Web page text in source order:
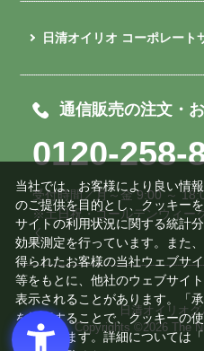
日清オイリオ コーポレート
通信販売の注文・
0120-258-
受付時間／月～金 9:00 ～
※土日祝・ゴールデンウィー
く
日清オイリオ
Copyrights ©2026 The
当社では、お客様により良い情
のご提供を目的とし、クッキー
サイトの利用状況に関する統計
効果測定を行っています。また
得られたお客様の当社ウェブサ
等をもとに、他社のウェブサイ
表示されることがあります。「
を押下することで、クッキーの
みなされます。詳細については「